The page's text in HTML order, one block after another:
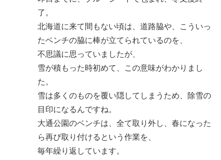
了。
北海道に来て間もない頃は、道路脇や、こういっ
たベンチの脇に棒が立てられているのを、
不思議に思っていましたが、
雪が積もった時初めて、この意味がわかりまし
た。
雪は多くのものを覆い隠してしまうため、除雪の
目印になるんですね。
大通公園のベンチは、全て取り外し、春になった
ら再び取り付けるという作業を、
毎年繰り返しています。